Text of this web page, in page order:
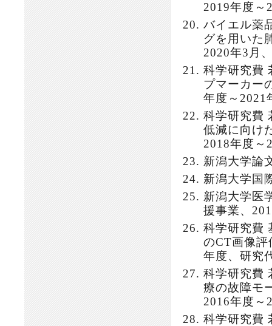
2019年度～
バイエル薬
グを用いた
2020年3月
科学研究費
プマーカー
年度～2021
科学研究費
低減に向け
2018年度～
新潟大学論
新潟大学国
新潟大学医
援事業、
科学研究費
のCT画像評
年度、研究
科学研究費
療の故障モ
2016年度～
科学研究費